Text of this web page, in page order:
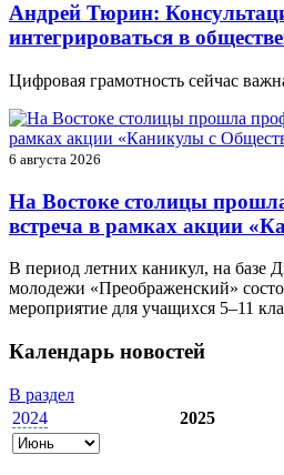
Андрей Тюрин:
интегрироваться в
Цифровая грамотность сейчас
6 августа 2026
На Востоке столицы
встреча в рамках акции
В период летних каникул, на базе
молодежи «Преображенский»
мероприятие для учащихся 5–11
Календарь новостей
В раздел
2024
2025